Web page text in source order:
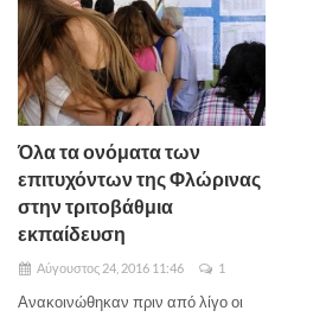
Όλα τα ονόματα των
επιτυχόντων της Φλώρινας
στην τριτοβάθμια
εκπαίδευση
Αύγουστος 24, 2016 11:46 1
Ανακοινώθηκαν πριν από λίγο οι